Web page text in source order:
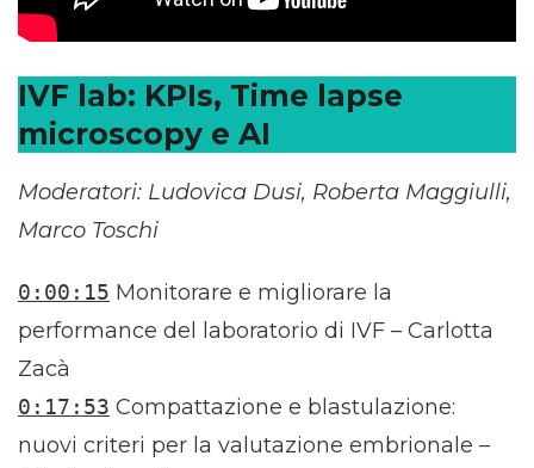
IVF lab: KPIs, Time lapse
microscopy e AI
Moderatori: Ludovica Dusi, Roberta Maggiulli,
Marco Toschi
0:00:15 Monitorare e migliorare la
performance del laboratorio di IVF – Carlotta
Zacà
0:17:53 Compattazione e blastulazione:
nuovi criteri per la valutazione embrionale –